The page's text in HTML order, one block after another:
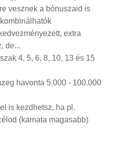
vesznek a bónuszaid is
extra
de...
4, 5, 6, 8, 10, 13 és 15
havonta 5.000 - 100.000
is kezdhetsz, ha pl.
(kamata magasabb)